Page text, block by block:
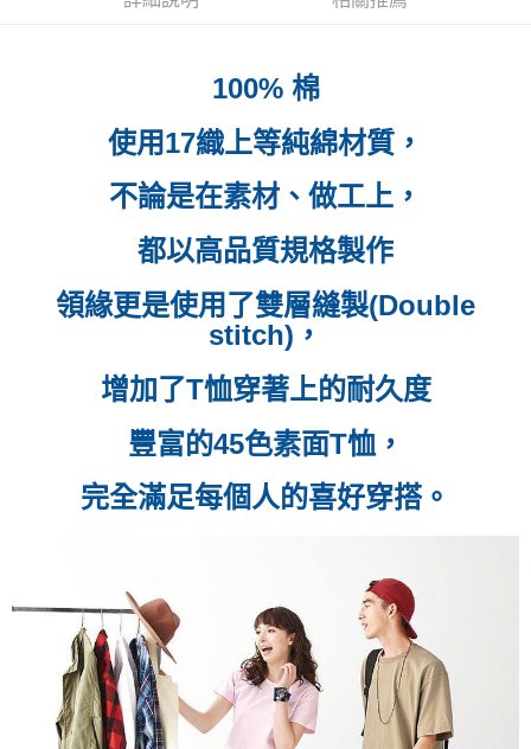
每筆NT$60，滿NT$399(含以上)免運費
7-11取貨付款
每筆NT$60，滿NT$399(含以上)免運費
每筆NT$60，滿NT$399(含以上)免運費
付款後門市自取
100% 棉
使用17織上等純綿材質，
不論是在素材、做工上，
都以高品質規格製作
領緣更是使用了雙層縫製(Double
stitch)，
增加了T恤穿著上的耐久度
豐富的45色素面T恤，
完全滿足每個人的喜好穿搭。